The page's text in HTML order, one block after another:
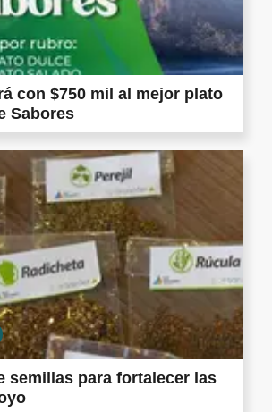
con $750 mil al mejor plato
Sabores
semillas para fortalecer las